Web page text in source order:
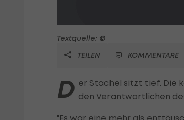
Textquelle: ©
TEILEN
KOMMENTARE
D er Stachel sitzt tief. Die
den Verantwortlichen